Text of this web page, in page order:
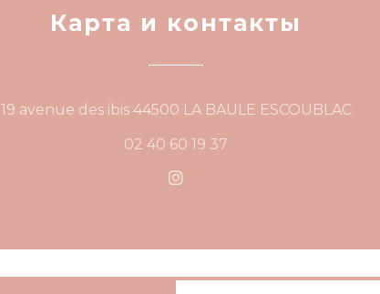
Карта и контакты
19 avenue des ibis 44500 LA BAULE ESCOUBLAC
02 40 60 19 37
Instagram